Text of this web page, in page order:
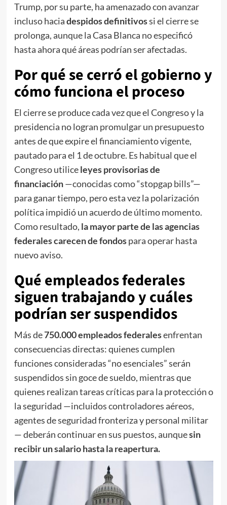
Trump, por su parte, ha amenazado con avanzar
incluso haciadespidos definitivossi el cierre se
prolonga, aunque la Casa Blanca no especificó
hasta ahora qué áreas podrían ser afectadas.
Por qué se cerró el gobierno y
cómo funciona el proceso
El cierre se produce cada vez que el Congreso y la
presidencia no logran promulgar un presupuesto
antes de que expire el financiamiento vigente,
pautado para el 1 de octubre. Es habitual que el
Congreso utiliceleyes provisorias de
financiación—conocidas como “stopgap bills”—
para ganar tiempo, pero esta vez la polarización
política impidió un acuerdo de último momento.
Como resultado, la mayor parte de las agencias
federales carecen de fondospara operar hasta
nuevo aviso.
Qué empleados federales
siguen trabajando y cuáles
podrían ser suspendidos
Más de750.000 empleados federalesenfrentan
consecuencias directas: quienes cumplen
funciones consideradas “no esenciales” serán
suspendidos sin goce de sueldo, mientras que
quienes realizan tareas críticas para la protección o
la seguridad —incluidos controladores aéreos,
agentes de seguridad fronteriza y personal militar
— deberán continuar en sus puestos, aunquesin
recibir un salario hasta la reapertura.